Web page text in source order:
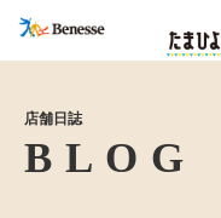
店舗日誌